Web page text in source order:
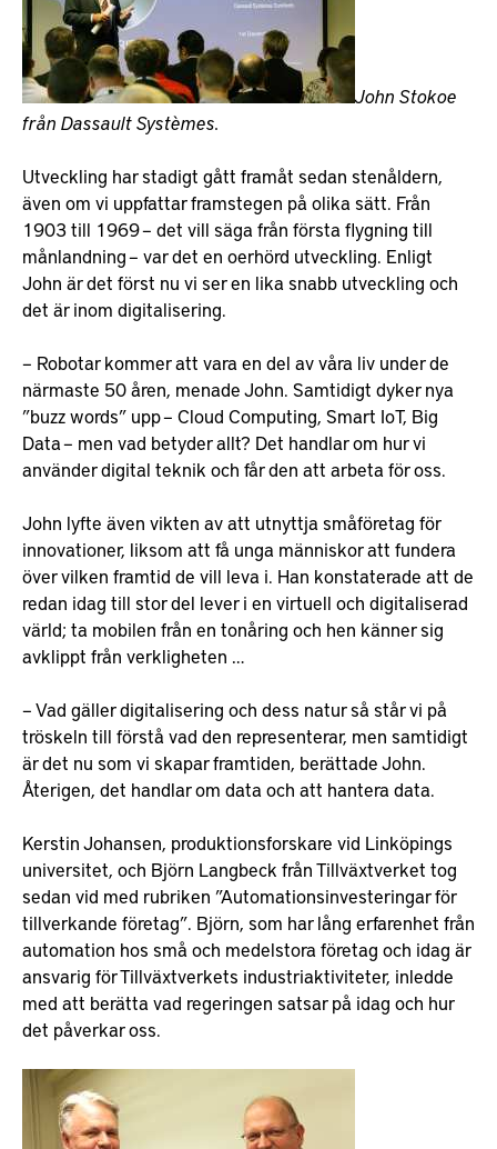
John Stokoe
från Dassault Systèmes.
Utveckling har stadigt gått framåt sedan stenåldern,
även om vi uppfattar framstegen på olika sätt. Från
1903 till 1969 – det vill säga från första flygning till
månlandning – var det en oerhörd utveckling. Enligt
John är det först nu vi ser en lika snabb utveckling och
det är inom digitalisering.
– Robotar kommer att vara en del av våra liv under de
närmaste 50 åren, menade John. Samtidigt dyker nya
”buzz words” upp – Cloud Computing, Smart IoT, Big
Data – men vad betyder allt? Det handlar om hur vi
använder digital teknik och får den att arbeta för oss.
John lyfte även vikten av att utnyttja småföretag för
innovationer, liksom att få unga människor att fundera
över vilken framtid de vill leva i. Han konstaterade att de
redan idag till stor del lever i en virtuell och digitaliserad
värld; ta mobilen från en tonåring och hen känner sig
avklippt från verkligheten …
– Vad gäller digitalisering och dess natur så står vi på
tröskeln till förstå vad den representerar, men samtidigt
är det nu som vi skapar framtiden, berättade John.
Återigen, det handlar om data och att hantera data.
Kerstin Johansen, produktionsforskare vid Linköpings
universitet, och Björn Langbeck från Tillväxtverket tog
sedan vid med rubriken ”Automationsinvesteringar för
tillverkande företag”. Björn, som har lång erfarenhet från
automation hos små och medelstora företag och idag är
ansvarig för Tillväxtverkets industriaktiviteter, inledde
med att berätta vad regeringen satsar på idag och hur
det påverkar oss.